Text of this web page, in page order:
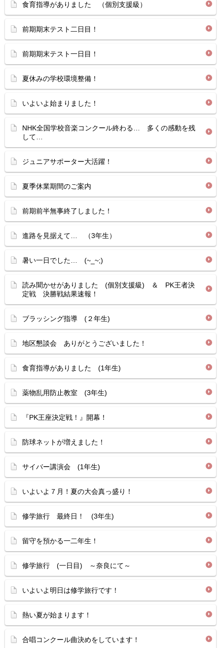
食育指導がありました （個別支援級）
前期期末テスト二日目！
前期期末テスト一日目！
夏休みの学校環境整備！
いよいよ始まりました！
NHK全国学校音楽コンクール終わる… 多くの感動を残
して…
ジュニアサポーター大活躍！
夏季休業期間のご案内
前期前半無事終了しました！
進路を見据えて… （3年生）
暑い一日でした… (~_~;)
読み聞かせがありました (個別支援級) ＆ PK王者決
定戦 決勝戦結果速報！
ブラッシング指導 (２年生)
地区懇談会 ありがとうございました！
食育指導がありました (1年生)
薬物乱用防止教室 (3年生)
『PK王座決定戦！』開幕！
防球ネットが増えました！
サイバー講演会 (1年生)
いよいよ７月！夏の大会真っ盛り！
修学旅行 最終日！ (3年生)
留守を預かる一二年生！
修学旅行 (一日目) ～奈良にて～
いよいよ明日は修学旅行です！
熱い夏が始まります！
合唱コンクール曲決めをしています！